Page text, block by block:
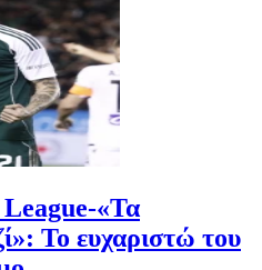
«Τα
Το ευχαριστώ του